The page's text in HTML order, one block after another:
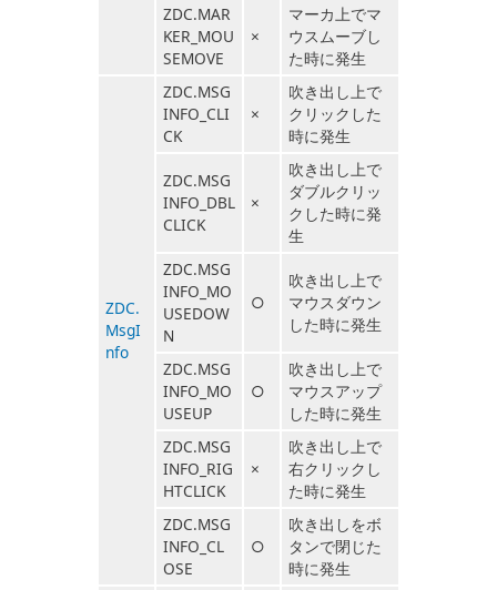
ZDC.MAR
KER_MOU
SEMOVE
×
マーカ上でマ
ウスムーブし
た時に発生
ZDC.
MsgI
nfo
ZDC.MSG
INFO_CLI
CK
×
吹き出し上で
クリックした
時に発生
ZDC.MSG
INFO_DBL
CLICK
×
吹き出し上で
ダブルクリッ
クした時に発
生
ZDC.MSG
INFO_MO
USEDOW
N
○
吹き出し上で
マウスダウン
した時に発生
ZDC.MSG
INFO_MO
USEUP
○
吹き出し上で
マウスアップ
した時に発生
ZDC.MSG
INFO_RIG
HTCLICK
×
吹き出し上で
右クリックし
た時に発生
ZDC.MSG
INFO_CL
OSE
○
吹き出しをボ
タンで閉じた
時に発生